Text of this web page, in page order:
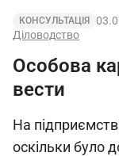
КОНСУЛЬТАЦІЯ
Діловодство
Особова
вести
На
оскільки було